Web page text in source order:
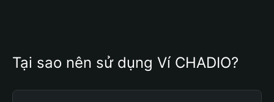
Tại sao nên sử dụng Ví CHADIO?